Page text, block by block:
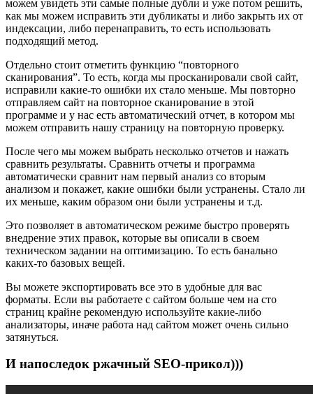
можем увидеть эти самые полные дубли и уже потом решить,
как мы можем исправить эти дубликаты и либо закрыть их от
индексации, либо перенаправить, то есть использовать
подходящий метод.
Отдельно стоит отметить функцию “повторного
сканирования”. То есть, когда мы просканировали свой сайт,
исправили какие-то ошибки их стало меньше. Мы повторно
отправляем сайт на повторное сканирование в этой
программе и у нас есть автоматический отчет, в котором мы
можем отправить нашу страницу на повторную проверку.
После чего мы можем выбрать несколько отчетов и нажать
сравнить результаты. Сравнить отчеты и программа
автоматически сравнит нам первый анализ со вторым
анализом и покажет, какие ошибки были устранены. Стало ли
их меньше, каким образом они были устранены и т.д.
Это позволяет в автоматическом режиме быстро проверять
внедрение этих правок, которые вы описали в своем
техническом задании на оптимизацию. То есть банально
каких-то базовых вещей.
Вы можете экспортировать все это в удобные для вас
форматы. Если вы работаете с сайтом больше чем на сто
страниц крайне рекомендую используйте какие-либо
анализаторы, иначе работа над сайтом может очень сильно
затянуться.
И напоследок ржачный SEO-прикол)))